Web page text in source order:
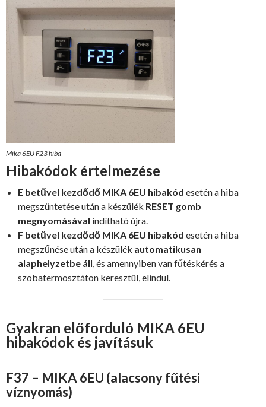
Mika 6EU F23 hiba
Hibakódok értelmezése
E betűvel kezdődő MIKA 6EU hibakód esetén a hiba
megszüntetése után a készülék RESET gomb
megnyomásával indítható újra.
F betűvel kezdődő MIKA 6EU hibakód esetén a hiba
megszűnése után a készülék automatikusan
alaphelyzetbe áll, és amennyiben van fűtéskérés a
szobatermosztáton keresztül, elindul.
Gyakran előforduló MIKA 6EU
hibakódok és javításuk
F37 – MIKA 6EU (alacsony fűtési
víznyomás)